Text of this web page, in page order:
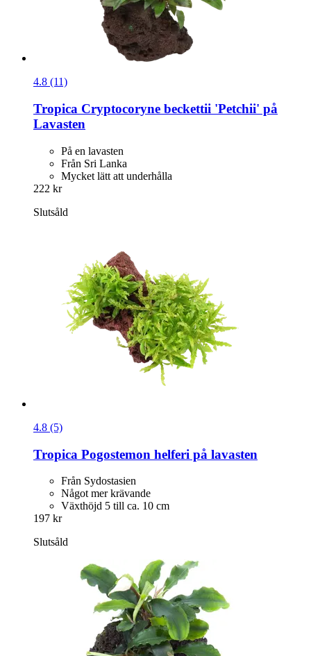
4.8 (11)
Tropica Cryptocoryne beckettii 'Petchii' på
Lavasten
På en lavasten
Från Sri Lanka
Mycket lätt att underhålla
222 kr
Slutsåld
4.8 (5)
Tropica Pogostemon helferi på lavasten
Från Sydostasien
Något mer krävande
Växthöjd 5 till ca. 10 cm
197 kr
Slutsåld